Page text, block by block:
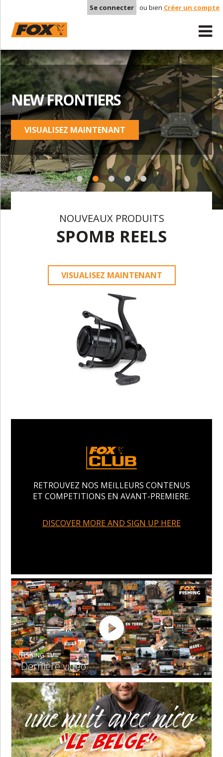
Se connecter ou bien Créer un compte
NEW FRONTIERS
VISUALISEZ MAINTENANT
NOUVEAUX PRODUITS
SPOMB REELS
VISUALISEZ MAINTENANT
RETROUVEZ NOS MEILLEURS CONTENUS
ET COMPETITIONS EN AVANT-PREMIERE.
DISCOVER MORE AND SIGN UP HERE
FISHING TV
Dernière vidéo